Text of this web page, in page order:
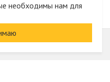
необходимы нам для